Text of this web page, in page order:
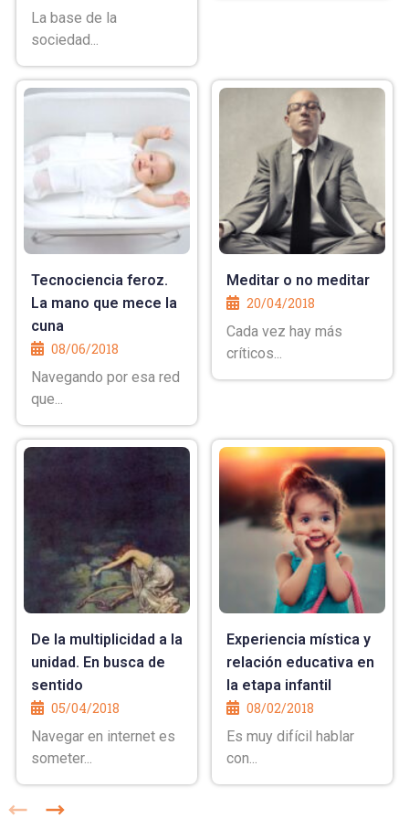
La base de la
sociedad...
Tecnociencia feroz.
La mano que mece la
cuna
08/06/2018
Navegando por esa red
que...
Meditar o no meditar
20/04/2018
Cada vez hay más
críticos...
De la multiplicidad a la
unidad. En busca de
sentido
05/04/2018
Navegar en internet es
someter...
Experiencia mística y
relación educativa en
la etapa infantil
08/02/2018
Es muy difícil hablar
con...